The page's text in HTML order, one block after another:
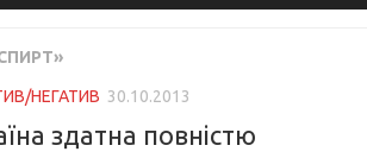
НЕГАТИВ 30.10.2013
здатна повністю